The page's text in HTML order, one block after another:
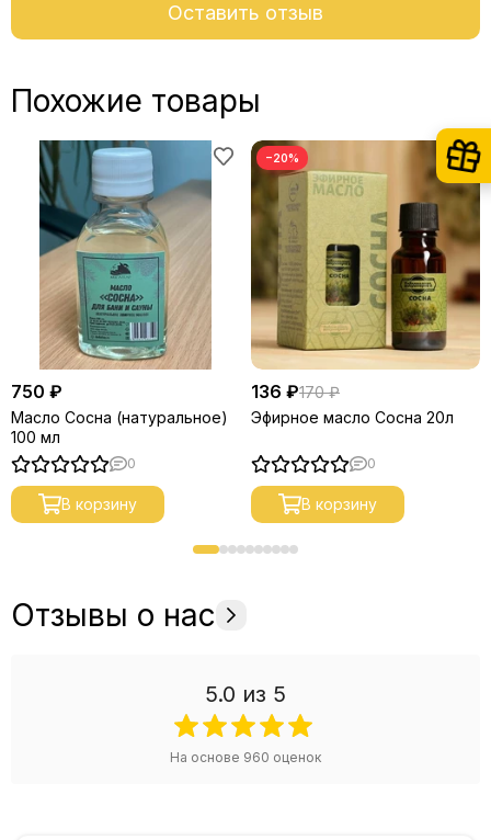
Оставить отзыв
Похожие товары
750 ₽
Масло Сосна (натуральное)
100 мл
0
В корзину
−20%
136 ₽170 ₽
Эфирное масло Сосна 20л
0
В корзину
Отзывы о нас
5.0 из 5
На основе 960 оценок